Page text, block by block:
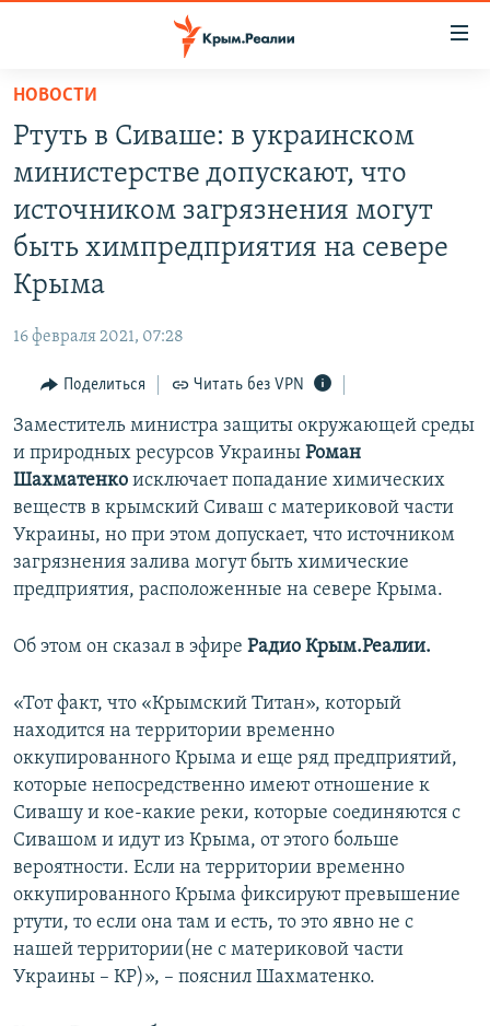
Вернуться
основному
содержанию
главной
навигации
Вернутся
СПЕЦПРОЕКТЫ
ИСТОРИЯ
ЕЩЕ
ТЕЛЕПРОЕКТ КРЫМ.РЕАЛИИ
СОВЕТЫ ПРАВОЗАЩИТНИКОВ
ПРОПАВШИЕ БЕЗ ВЕСТИ
ПОБЕДИТЕЛЕЙ НЕ СУДЯТ?
КРЫМ.НЕПОКОРЕННЫЙ
ELIFBE
КАК ОБОЙТИ БЛОКИРОВКУ
Qırımtatar
ПРИСОЕДИНЯЙТЕСЬ!
Все сайты RFE/RL
НОВОСТИ
Ртуть в Сиваше: в украинском
министерстве допускают, что
источником загрязнения могут
быть химпредприятия на севере
Крыма
16 февраля 2021, 07:28
Поделиться Читать без VPN
Заместитель министра защиты окружающей среды
и природных ресурсов Украины Роман
Шахматенко исключает попадание химических
веществ в крымский Сиваш с материковой части
Украины, но при этом допускает, что источником
загрязнения залива могут быть химические
предприятия, расположенные на севере Крыма.
Об этом он сказал в эфире Радио Крым.Реалии.
«Тот факт, что «Крымский Титан», который
находится на территории временно
оккупированного Крыма и еще ряд предприятий,
которые непосредственно имеют отношение к
Сивашу и кое-какие реки, которые соединяются с
Сивашом и идут из Крыма, от этого больше
вероятности. Если на территории временно
оккупированного Крыма фиксируют превышение
ртути, то если она там и есть, то это явно не с
нашей территории(не с материковой части
Украины – КР)», – пояснил Шахматенко.